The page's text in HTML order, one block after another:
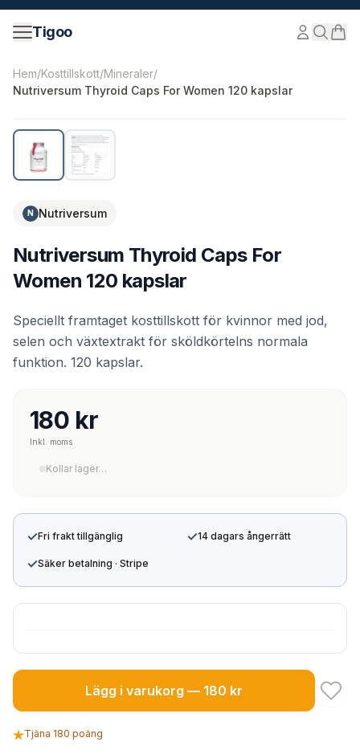
Hoppa till innehåll
Tigoo
©2026Nutri Nordic AB.
Hem/Kosttillskott/Mineraler/
Nutriversum Thyroid Caps For Women 120 kapslar
N Nutriversum
Nutriversum Thyroid Caps For
Women 120 kapslar
Speciellt framtaget kosttillskott för kvinnor med jod,
selen och växtextrakt för sköldkörtelns normala
funktion. 120 kapslar.
180 kr
Inkl. moms
Kollar lager…
✓Fri frakt tillgänglig ✓14 dagars ångerrätt
✓Säker betalning · Stripe
Lägg i varukorg — 180 kr
Tjäna 180 poäng